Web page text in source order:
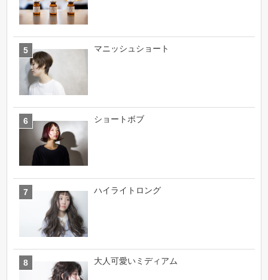
マニッシュショート
ショートボブ
ハイライトロング
大人可愛いミディアム